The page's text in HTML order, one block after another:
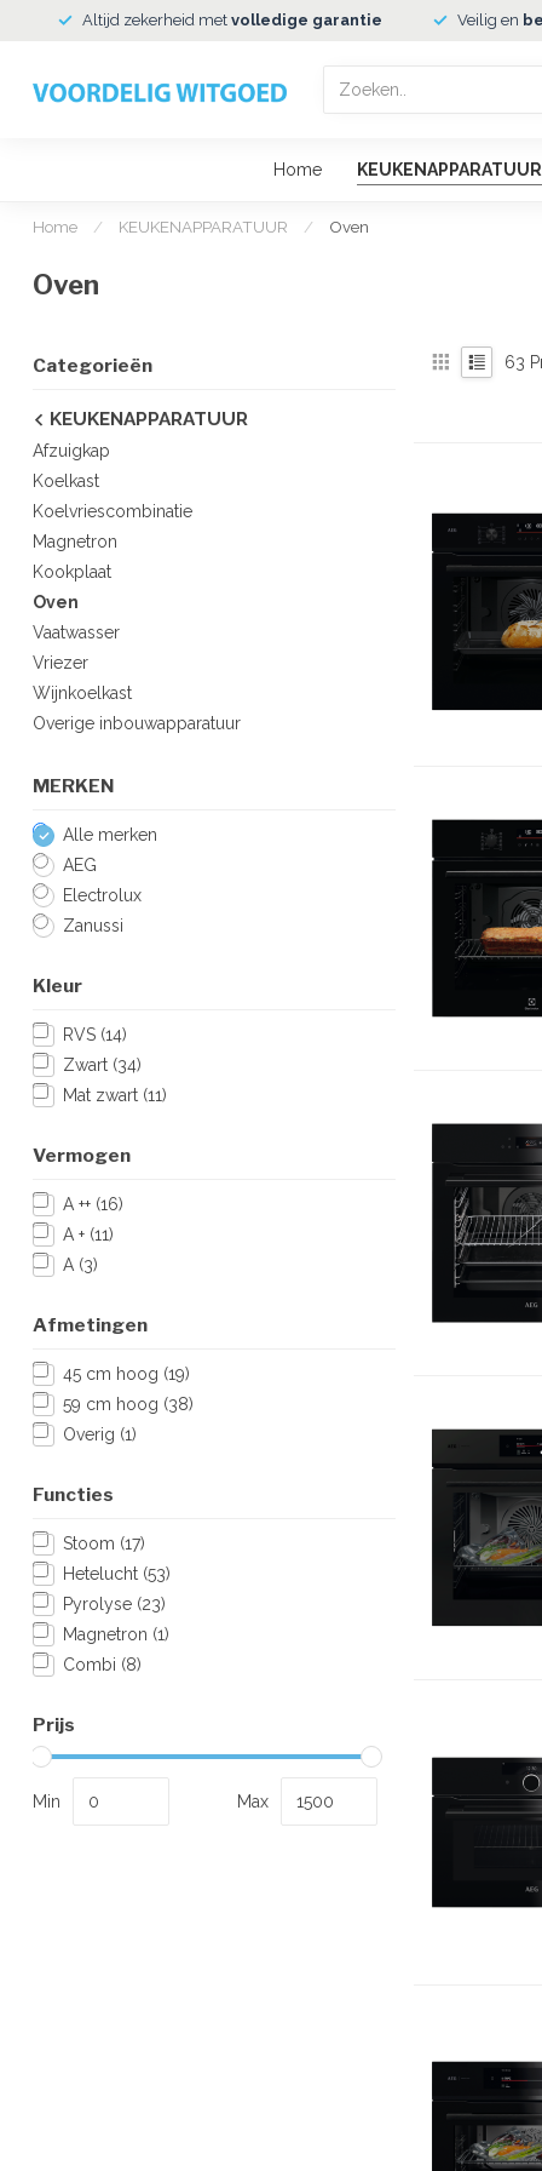
Altijd zekerheid met volledige garantie Veilig en
Home KEUKENAPPARATUUR
Home / KEUKENAPPARATUUR / Oven
Oven
Categorieën
KEUKENAPPARATUUR
Afzuigkap
Koelkast
Koelvriescombinatie
Magnetron
Kookplaat
Oven
Vaatwasser
Vriezer
Wijnkoelkast
Overige inbouwapparatuur
MERKEN
Alle merken
AEG
Electrolux
Zanussi
Kleur
RVS (14)
Zwart (34)
Mat zwart (11)
Vermogen
A ++ (16)
A + (11)
A (3)
Afmetingen
45 cm hoog (19)
59 cm hoog (38)
Overig (1)
Functies
Stoom (17)
Hetelucht (53)
Pyrolyse (23)
Magnetron (1)
Combi (8)
Prijs
Min Max
63